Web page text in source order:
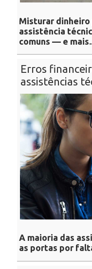
Misturar dinheiro
assistência
comuns — e
Erros
assistências
A maioria das
as portas por